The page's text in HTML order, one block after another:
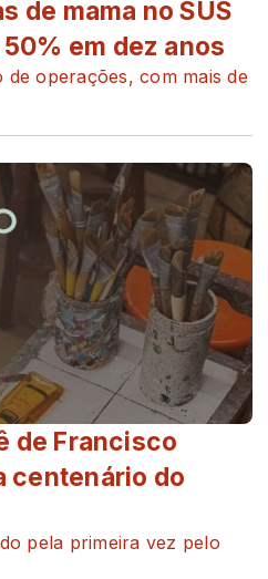
de mama no SUS
em dez anos
operações, com mais de
de Francisco
centenário do
pela primeira vez pelo